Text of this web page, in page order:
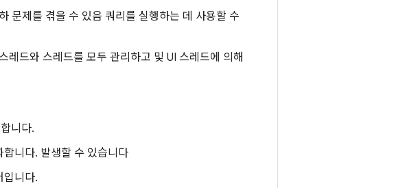
문제를 겪을 수 있음 쿼리를 실행하는 데 사용할 수
드와 스레드를 모두 관리하고 및 UI 스레드에 의해
니다.
니다. 발생할 수 있습니다
입니다.